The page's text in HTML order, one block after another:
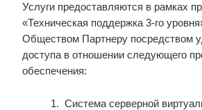
Услуги предоставляются в рамках
«Техническая поддержка 3-го
Обществом Партнеру посредством
доступа в отношении следующего
обеспечения:
Система серверной